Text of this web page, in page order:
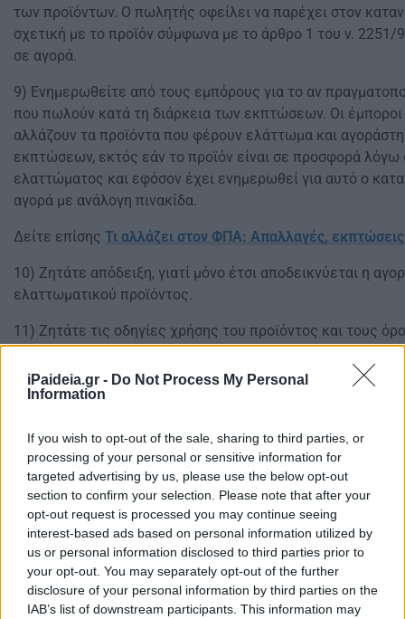
iPaideia.gr - Do Not Process My Personal
Information
If you wish to opt-out of the sale, sharing to third parties, or
processing of your personal or sensitive information for
targeted advertising by us, please use the below opt-out
section to confirm your selection. Please note that after your
opt-out request is processed you may continue seeing
interest-based ads based on personal information utilized by
us or personal information disclosed to third parties prior to
your opt-out. You may separately opt-out of the further
disclosure of your personal information by third parties on the
IAB’s list of downstream participants. This information may
των προϊόντων. Ο πωλητής οφείλει να παρέχει στον
σχετική με το προϊόν σύμφωνα με το άρθρο 1 του ν. 2251/
σε αγορά.
9) Ενημερωθείτε από τους εμπόρους για το αν
που πωλούν κατά τη διάρκεια των εκπτώσεων. Οι έμποροι
αλλάζουν τα προϊόντα που φέρουν ελάττωμα και
εκπτώσεων, εκτός εάν το προϊόν είναι σε προσφορά λόγω
ελαττώματος και εφόσον έχει ενημερωθεί για αυτό ο
αγορά με ανάλογη πινακίδα.
Δείτε επίσης Τι αλλάζει στον ΦΠΑ: Απαλλαγές, εκπτώσεις
10) Ζητάτε απόδειξη, γιατί μόνο έτσι αποδεικνύεται η
ελαττωματικού προϊόντος.
11) Ζητάτε τις οδηγίες χρήσης του προϊόντος και τους
ελληνική γλώσσα.